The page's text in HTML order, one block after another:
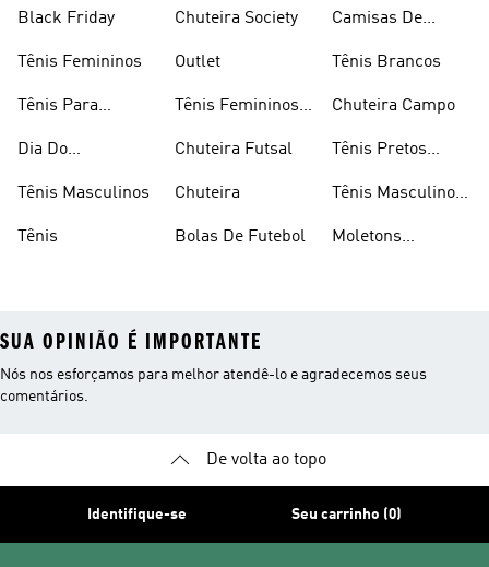
Black Friday
Tênis Femininos
Tênis Para
Dia Do
Tênis Masculinos
Tênis
Chuteira Society
Outlet
Tênis Femininos
Chuteira Futsal
Chuteira
Bolas De Futebol
Camisas De
Tênis Brancos
Chuteira Campo
Tênis Pretos
Tênis Masculino
Moletons
SUA OPINIÃO É IMPORTANTE
Nós nos esforçamos para melhor atendê-lo e agradecemos seus
comentários.
De volta ao topo
Identifique-se Seu carrinho (0)